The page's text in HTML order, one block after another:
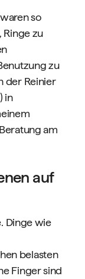
so
Ringe zu
zu
der Reinier
in
am
auf
Dinge wie
belasten
Finger sind